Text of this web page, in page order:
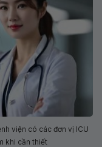
viện có các đơn vị ICU
khi cần thiết